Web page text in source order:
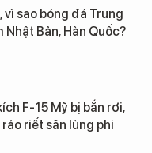
vì sao bóng đá Trung
Nhật Bản, Hàn Quốc?
F-15 Mỹ bị bắn rơi,
riết săn lùng phi